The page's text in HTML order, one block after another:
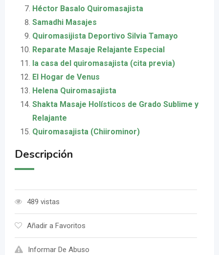
Héctor Basalo Quiromasajista
Samadhi Masajes
Quiromasijista Deportivo Silvia Tamayo
Reparate Masaje Relajante Especial
la casa del quiromasajista (cita previa)
El Hogar de Venus
Helena Quiromasajista
Shakta Masaje Holísticos de Grado Sublime y
Relajante
Quiromasajista (Chiirominor)
Descripción
489 vistas
Añadir a Favoritos
Informar De Abuso